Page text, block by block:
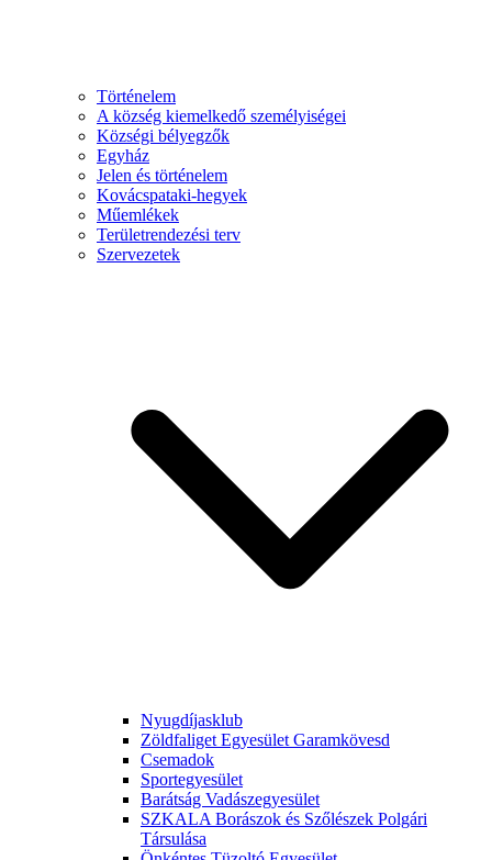
Történelem
A község kiemelkedő személyiségei
Községi bélyegzők
Egyház
Jelen és történelem
Kovácspataki-hegyek
Műemlékek
Területrendezési terv
Szervezetek
Nyugdíjasklub
Zöldfaliget Egyesület Garamkövesd
Csemadok
Sportegyesület
Barátság Vadászegyesület
SZKALA Borászok és Szőlészek Polgári
Társulása